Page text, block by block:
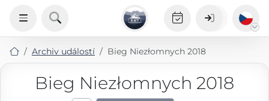
Archiv událostí Bieg Niezłomnych 2018
Bieg Niezłomnych 2018